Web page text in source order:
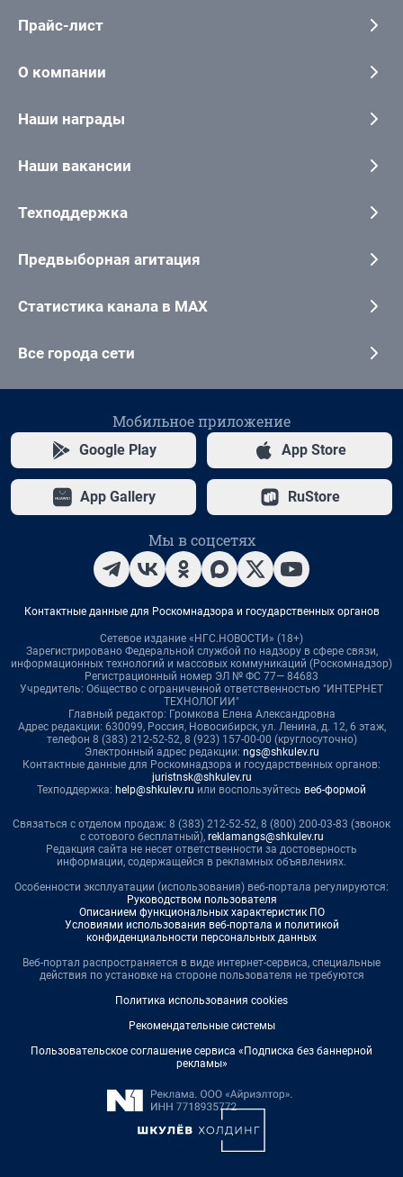
Прайс-лист
О компании
Наши награды
Наши вакансии
Техподдержка
Предвыборная агитация
Статистика канала в MAX
Все города сети
Мобильное приложение
Google Play App Store
App Gallery RuStore
Мы в соцсетях
Контактные данные для Роскомнадзора и государственных органов
Сетевое издание «НГС.НОВОСТИ» (18+)
Зарегистрировано Федеральной службой по надзору в сфере связи,
информационных технологий и массовых коммуникаций (Роскомнадзор)
Регистрационный номер ЭЛ № ФС 77— 84683
Учредитель: Общество с ограниченной ответственностью "ИНТЕРНЕТ
ТЕХНОЛОГИИ"
Главный редактор: Громкова Елена Александровна
Адрес редакции: 630099, Россия, Новосибирск, ул. Ленина, д. 12, 6 этаж,
телефон 8 (383) 212-52-52, 8 (923) 157-00-00 (круглосуточно)
Электронный адрес редакции: ngs@shkulev.ru
Контактные данные для Роскомнадзора и государственных органов:
juristnsk@shkulev.ru
Техподдержка: help@shkulev.ru или воспользуйтесь веб-формой
Связаться с отделом продаж: 8 (383) 212-52-52, 8 (800) 200-03-83 (звонок
с сотового бесплатный), reklamangs@shkulev.ru
Редакция сайта не несет ответственности за достоверность
информации, содержащейся в рекламных объявлениях.
Особенности эксплуатации (использования) веб-портала регулируются:
Руководством пользователя
Описанием функциональных характеристик ПО
Условиями использования веб-портала и политикой
конфиденциальности персональных данных
Веб-портал распространяется в виде интернет-сервиса, специальные
действия по установке на стороне пользователя не требуются
Политика использования cookies
Рекомендательные системы
Пользовательское соглашение сервиса «Подписка без баннерной
рекламы»